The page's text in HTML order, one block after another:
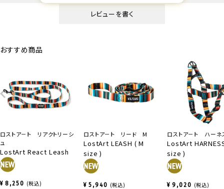
レビューを書く
おすすめ商品
ロストア－ト リアクトリーシ
ュ
LostArt React Leash
¥ 8,250 税込
ロストア－ト リード M
LostArt LEASH ( M
size )
¥ 5,940 税込
ロストア－ト ハー
LostArt
size )
¥ 9,020 税込